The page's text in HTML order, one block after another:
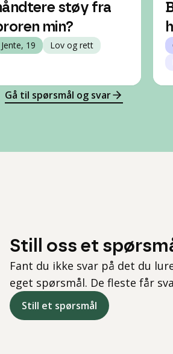
støy fra
min?
Jente, 19 Lov og rett
Gå til spørsmål og svar
Still oss et
Fant du ikke svar på det du
eget spørsmål. De fleste får
Still et spørsmål